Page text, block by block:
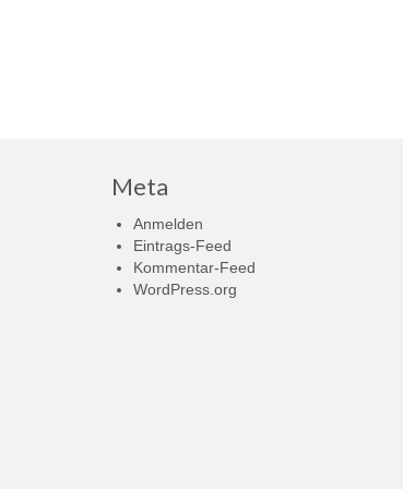
Meta
Anmelden
Eintrags-Feed
Kommentar-Feed
WordPress.org